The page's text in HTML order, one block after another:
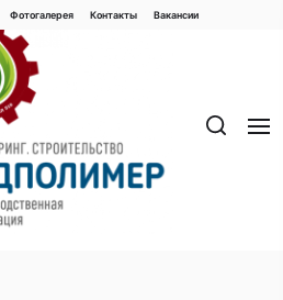
Фотогалерея Контaкты Вакaнсии